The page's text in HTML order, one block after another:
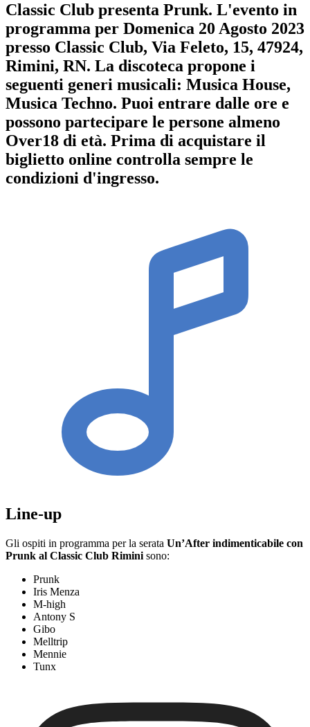
Classic Club presenta Prunk. L'evento in
programma per Domenica 20 Agosto 2023
presso Classic Club, Via Feleto, 15, 47924,
Rimini, RN. La discoteca propone i
seguenti generi musicali: Musica House,
Musica Techno. Puoi entrare dalle ore e
possono partecipare le persone almeno
Over18 di età. Prima di acquistare il
biglietto online controlla sempre le
condizioni d'ingresso.
Line-up
Gli ospiti in programma per la serata Un’After indimenticabile con
Prunk al Classic Club Rimini sono:
Prunk
Iris Menza
M-high
Antony S
Gibo
Melltrip
Mennie
Tunx